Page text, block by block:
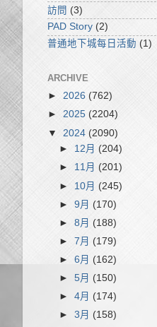
訪問 (3)
PAD Story (2)
普通地下城每日活動 (1)
ARCHIVE
► 2026 (762)
► 2025 (2204)
▼ 2024 (2090)
► 12月(204)
► 11月 (201)
► 10月 (245)
►9月(170)
►8月 (188)
►7月 (179)
►6月 (162)
►5月 (150)
►4月 (174)
►3月 (158)